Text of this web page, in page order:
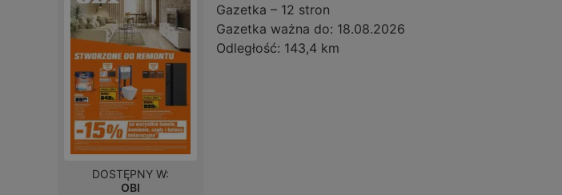
Gazetka – 12 stron
Gazetka ważna do: 18.08.2026
Odległość: 143,4 km
DOSTĘPNY W:
OBI